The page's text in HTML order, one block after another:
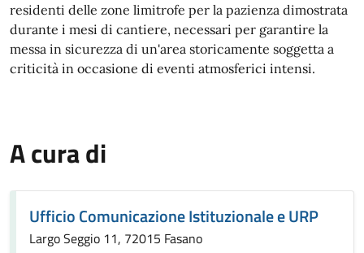
residenti delle zone limitrofe per la pazienza dimostrata
durante i mesi di cantiere, necessari per garantire la
messa in sicurezza di un'area storicamente soggetta a
criticità in occasione di eventi atmosferici intensi.
A cura di
Ufficio Comunicazione Istituzionale e URP
Largo Seggio 11, 72015 Fasano